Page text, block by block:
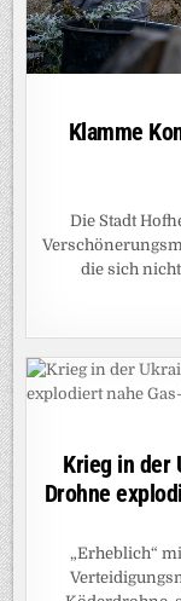
Klamme
Die Stadt
die sich
Krieg in der
Drohne
„Erheblich“